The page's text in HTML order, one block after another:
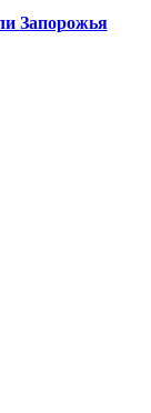
Запорожья